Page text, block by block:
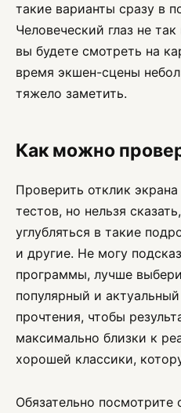
такие варианты сразу в
Человеческий глаз не
вы будете смотреть на
время экшен-сцены
тяжело заметить.
Как можно
Проверить отклик
тестов, но нельзя
углубляться в такие
и другие. Не могу
программы, лучше
популярный и
прочтения, чтобы
максимально близки к
хорошей классики,
Обязательно